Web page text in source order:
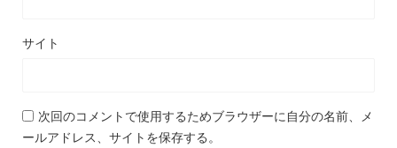
サイト
次回のコメントで使用するためブラウザーに自分の名前、メ
ールアドレス、サイトを保存する。